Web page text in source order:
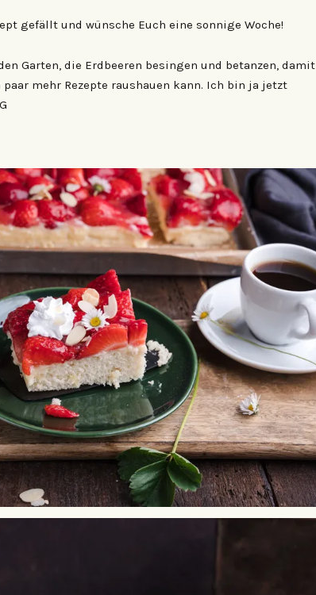
gefällt und wünsche Euch eine sonnige Woche!
Garten, die Erdbeeren besingen und betanzen, damit
mehr Rezepte raushauen kann. Ich bin ja jetzt